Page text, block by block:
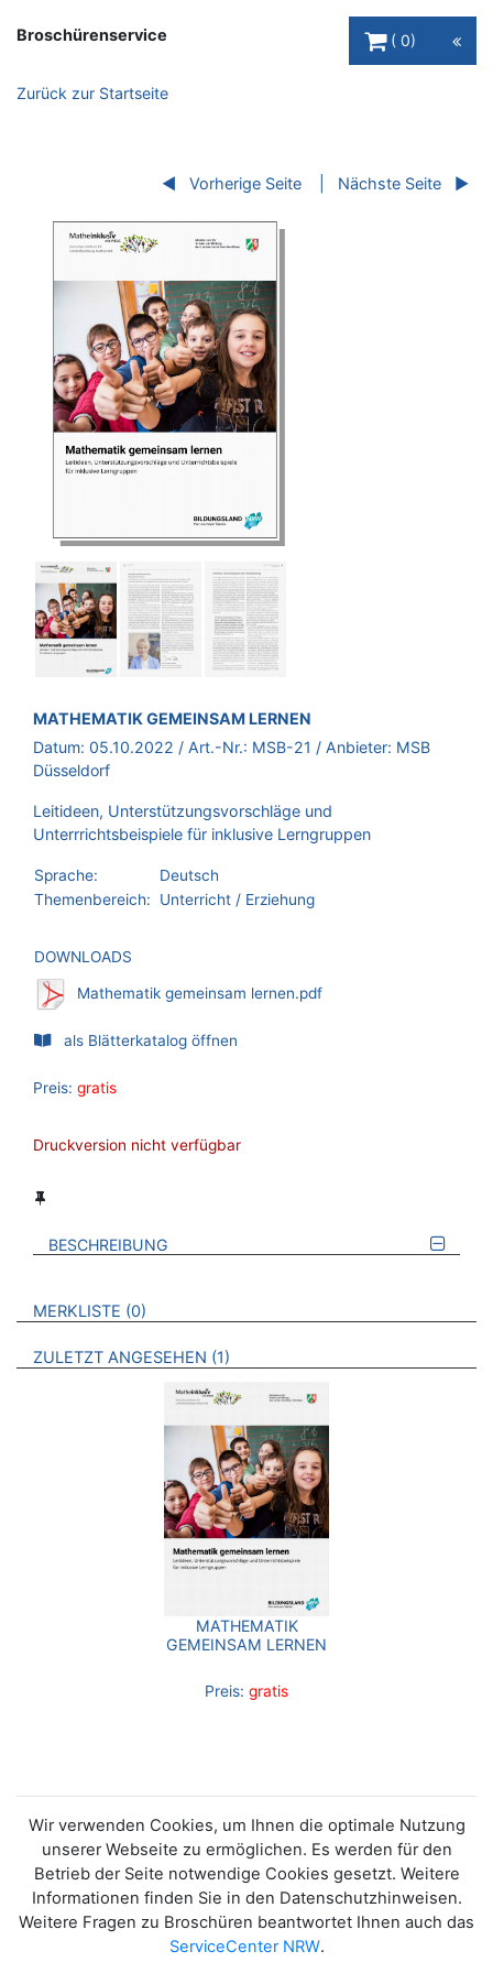
Broschürenservice
0
Zurück zur Startseite
Vorherige Seite Nächste Seite
BROSCHÜRE:
MATHEMATIK GEMEINSAM LERNEN
Datum: 05.10.2022 / Art.-Nr.: MSB-21 / Anbieter: MSB
Düsseldorf
Leitideen, Unterstützungsvorschläge und
Unterrrichtsbeispiele für inklusive Lerngruppen
Sprache:
Deutsch
Themenbereich:
Unterricht / Erziehung
DOWNLOADS
Mathematik gemeinsam lernen.pdf
als Blätterkatalog öffnen
Preis: gratis
Druckversion nicht verfügbar
BESCHREIBUNG
VERWEISE AUF VERMERKTE- ODER ZULETZT ANGESEHENE
MERKLISTE 0 BROSCHÜREN
ZULETZT ANGESEHEN 1 BROSCHÜREN
MATHEMATIK
GEMEINSAM LERNEN
Preis: gratis
Wir verwenden Cookies, um Ihnen die optimale Nutzung
unserer Webseite zu ermöglichen. Es werden für den
Betrieb der Seite notwendige Cookies gesetzt. Weitere
Informationen finden Sie in den Datenschutzhinweisen.
Weitere Fragen zu Broschüren beantwortet Ihnen auch das
ServiceCenter NRW.